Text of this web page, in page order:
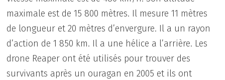
maximale est de 15 800 mètres. Il mesure 11 mètres
de longueur et 20 mètres d’envergure. Il a un rayon
d’action de 1 850 km. Il a une hélice a l’arrière. Les
drone Reaper ont été utilisés pour trouver des
survivants après un ouragan en 2005 et ils ont